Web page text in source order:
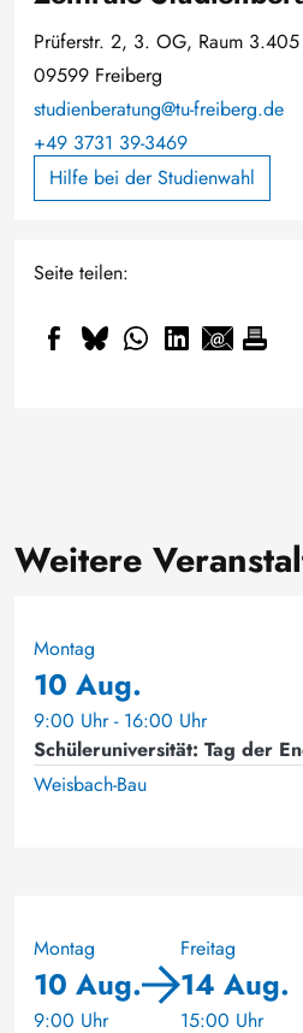
Prüferstr. 2, 3. OG, Raum 3.405
09599 Freiberg
studienberatung@tu-freiberg.de
+49 3731 39-3469
Hilfe bei der Studienwahl
Seite teilen:
Weitere
Montag
10 Aug.
9:00 Uhr - 16:00 Uhr
Schüleruniversität: Tag der
Weisbach-Bau
Montag
10 Aug.
9:00 Uhr
Freitag
14 Aug.
15:00 Uhr